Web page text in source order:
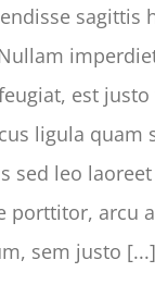
sagittis
est
ligula quam
sed leo
porttitor, arcu
sem justo [...]